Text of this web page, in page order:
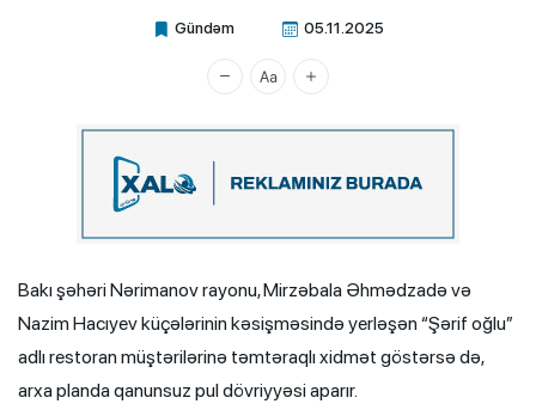
Gündəm 05.11.2025
Xalq.Online
Bakı şəhəri Nərimanov rayonu, Mirzəbala Əhmədzadə və
Nazim Hacıyev küçələrinin kəsişməsində yerləşən “Şərif oğlu”
adlı restoran müştərilərinə təmtəraqlı xidmət göstərsə də,
arxa planda qanunsuz pul dövriyyəsi aparır.